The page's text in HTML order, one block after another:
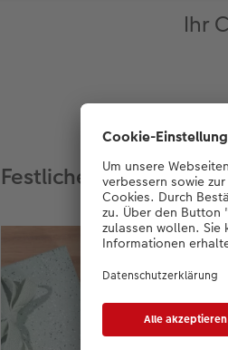
Ihr
Festliches Detail: